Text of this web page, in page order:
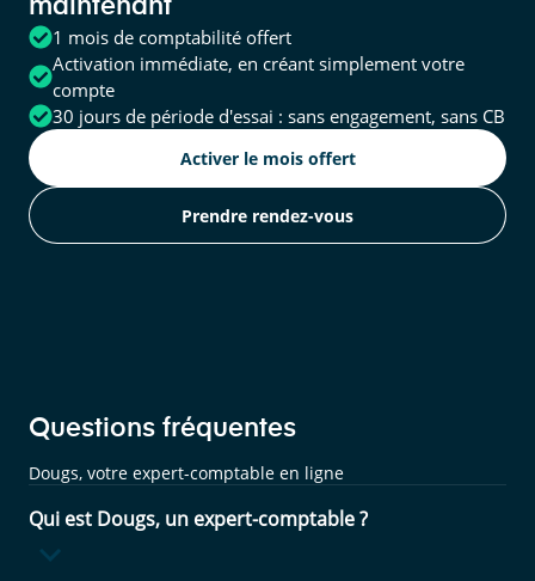
maintenant
1 mois de comptabilité offert
Activation immédiate, en créant simplement votre
compte
30 jours de période d'essai : sans engagement, sans CB
Activer le mois offert
Prendre rendez-vous
Questions fréquentes
Dougs, votre expert-comptable en ligne
Qui est Dougs, un expert-comptable ?